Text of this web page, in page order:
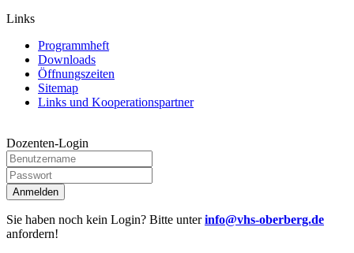
Links
Programmheft
Downloads
Öffnungszeiten
Sitemap
Links und Kooperationspartner
Dozenten-Login
Anmelden
Sie haben noch kein Login? Bitte unterinfo@vhs-oberberg.de
anfordern!